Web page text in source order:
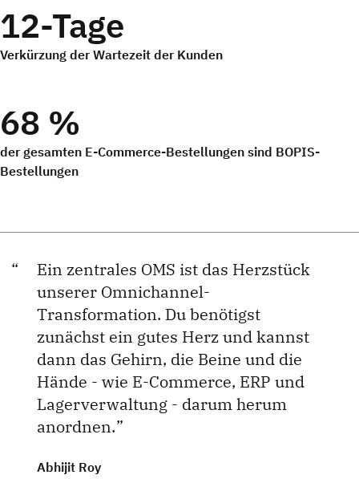
12-Tage
Verkürzung der Wartezeit der Kunden
68 %
der gesamten E-Commerce-Bestellungen sind BOPIS-
Bestellungen
Ein zentrales OMS ist das Herzstück
unserer Omnichannel-
Transformation. Du benötigst
zunächst ein gutes Herz und kannst
dann das Gehirn, die Beine und die
Hände - wie E-Commerce, ERP und
Lagerverwaltung - darum herum
anordnen.
Abhijit Roy